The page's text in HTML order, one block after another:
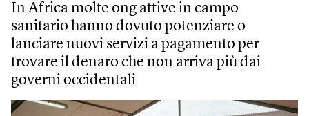
In Africa molte ong attive in campo
sanitario hanno dovuto potenziare o
lanciare nuovi servizi a pagamento per
trovare il denaro che non arriva più dai
governi occidentali